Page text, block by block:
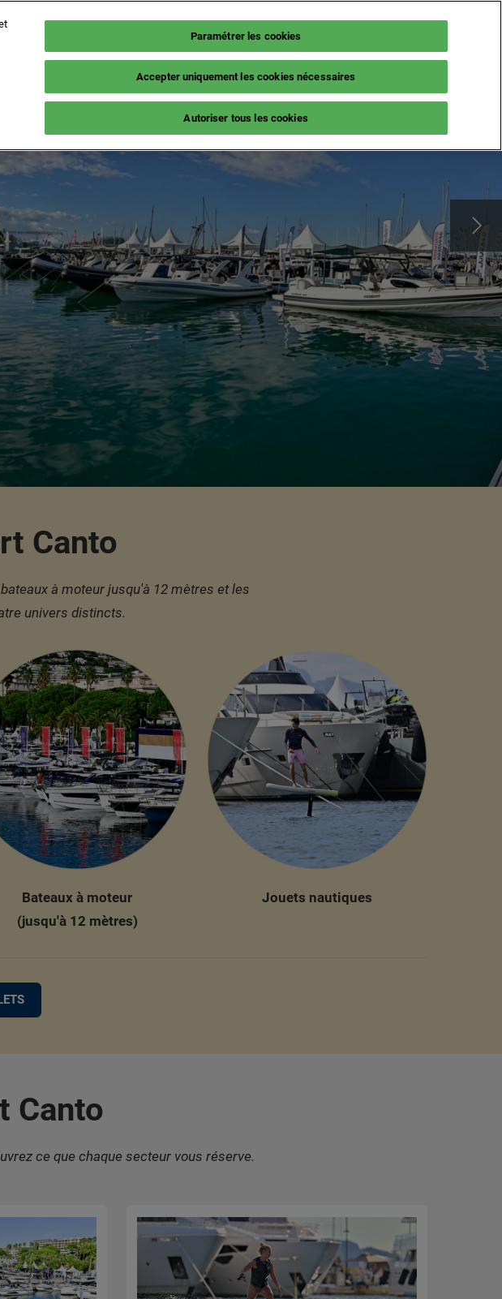
Fr
Fr
NEWSLETTER BILLETTERIE
exposantFAQ Visiteurs
Fournisseurs Frauduleux
LE MAG
Guide Nautique
Canto
à moteur jusqu'à 12 mètres et les
univers distincts.
Bateaux à moteur
(jusqu'à 12 mètres)
Jouets nautiques
Canto
ce que chaque secteur vous réserve.
Paramétrer les cookies
Accepter uniquement les cookies nécessaires
Autoriser tous les cookies